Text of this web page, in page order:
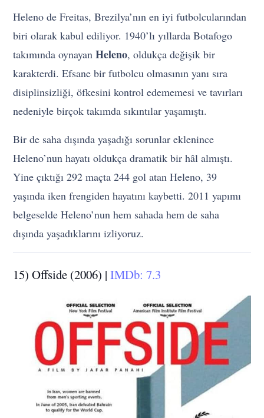
Heleno de Freitas, Brezilya’nın en iyi futbolcularından
biri olarak kabul ediliyor. 1940’lı yıllarda Botafogo
takımında oynayanHeleno, oldukça değişik bir
karakterdi. Efsane bir futbolcu olmasının yanı sıra
disiplinsizliği, öfkesini kontrol edememesi ve tavırları
nedeniyle birçok takımda sıkıntılar yaşamıştı.
Bir de saha dışında yaşadığı sorunlar eklenince
Heleno’nun hayatı oldukça dramatik bir hâl almıştı.
Yine çıktığı 292 maçta 244 gol atan Heleno, 39
yaşında iken frengiden hayatını kaybetti. 2011 yapımı
belgeselde Heleno’nun hem sahada hem de saha
dışında yaşadıklarını izliyoruz.
15) Offside (2006) |IMDb: 7.3